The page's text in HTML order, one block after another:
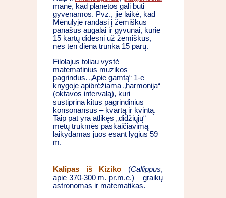
manė, kad planetos gali būti
gyvenamos. Pvz., jie laikė, kad
Mėnulyje randasi į žemiškus
panašūs augalai ir gyvūnai, kurie
15 kartų didesni už žemiškus,
nes ten diena trunka 15 parų.
Filolajus toliau vystė
matematinius muzikos
pagrindus. „Apie gamtą“ 1-e
knygoje apibrėžiama „harmonija“
(oktavos intervalą), kuri
sustiprina kitus pagrindinius
konsonansus – kvartą ir kvintą.
Taip pat yra atlikęs „didžiųjų“
metų trukmės paskaičiavimą
laikydamas juos esant lygius 59
m.
Kalipas iš Kiziko (Callippus,
apie 370-300 m. pr.m.e.) – graikų
astronomas ir matematikas.